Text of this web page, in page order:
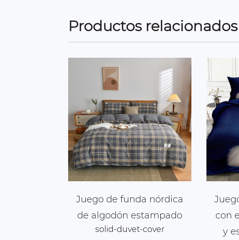
Productos relacionados
Juego de funda nórdica
de algodón estampado
solid-duvet-cover
con
y